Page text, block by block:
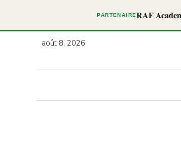
PARTENAIRERAF
août 8, 2026